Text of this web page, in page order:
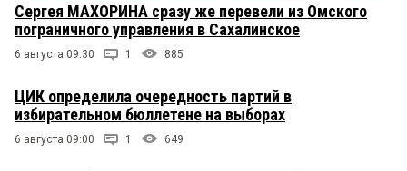
Сергея МАХОРИНА сразу же перевели из Омского
пограничного управления в Сахалинское
6 августа 09:30 1 885
ЦИК определила очередность партий в
избирательном бюллетене на выборах
6 августа 09:00 1 649